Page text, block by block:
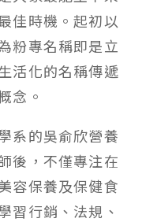
佳時機。起初以
粉專名稱即是立
活化的名稱傳遞
念。
系的吳俞欣營養
後，不僅專注在
容保養及保健食
習行銷、法規、